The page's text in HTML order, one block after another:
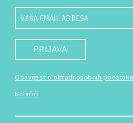
PRIJAVA
Obavijest o obradi osobnih podataka
Kolačići